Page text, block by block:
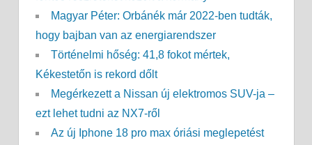
Magyar Péter: Orbánék már 2022-ben tudták,
hogy bajban van az energiarendszer
Történelmi hőség: 41,8 fokot mértek,
Kékestetőn is rekord dőlt
Megérkezett a Nissan új elektromos SUV-ja –
ezt lehet tudni az NX7-ről
Az új Iphone 18 pro max óriási meglepetést